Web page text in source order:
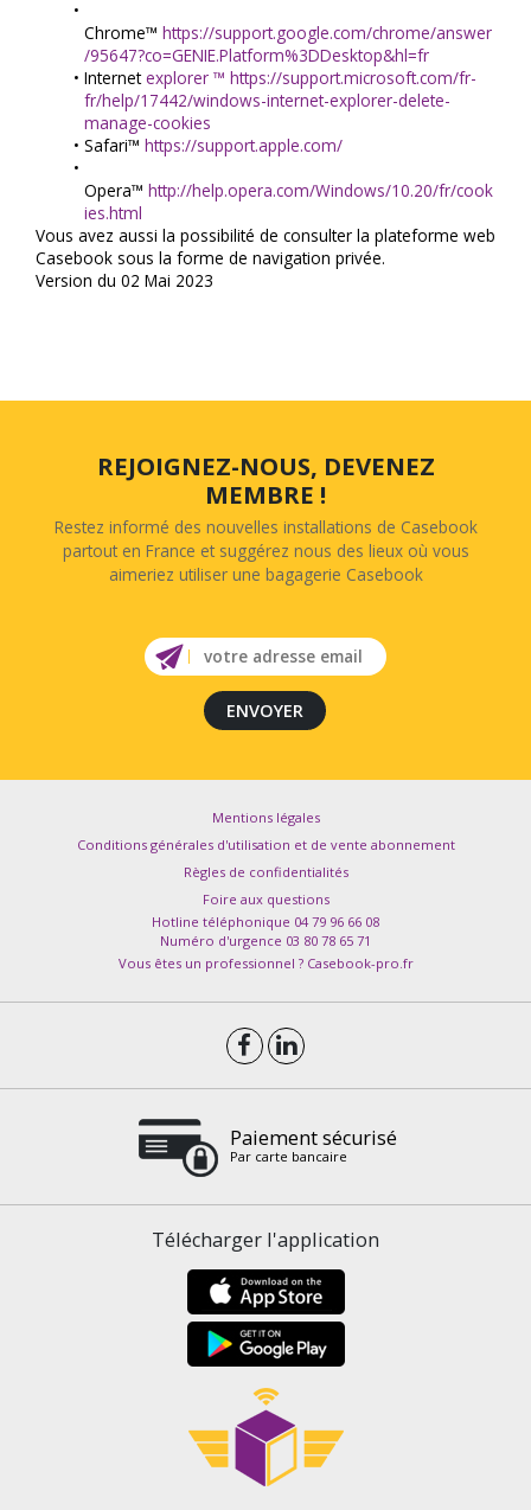
Chrome™ https://support.google.com/chrome/answer
/95647?co=GENIE.Platform%3DDesktop&hl=fr
Internet explorer ™ https://support.microsoft.com/fr-
fr/help/17442/windows-internet-explorer-delete-
manage-cookies
Safari™ https://support.apple.com/
Opera™ http://help.opera.com/Windows/10.20/fr/cook
ies.html
Vous avez aussi la possibilité de consulter la plateforme web
Casebook sous la forme de navigation privée.
Version du 02 Mai 2023
REJOIGNEZ-NOUS, DEVENEZ
MEMBRE !
Restez informé des nouvelles installations de Casebook
partout en France et suggérez nous des lieux où vous
aimeriez utiliser une bagagerie Casebook
Mentions légales
Conditions générales d'utilisation et de vente abonnement
Règles de confidentialités
Foire aux questions
Hotline téléphonique 04 79 96 66 08
Numéro d'urgence 03 80 78 65 71
Vous êtes un professionnel ? Casebook-pro.fr
Paiement sécurisé
Par carte bancaire
Télécharger l'application